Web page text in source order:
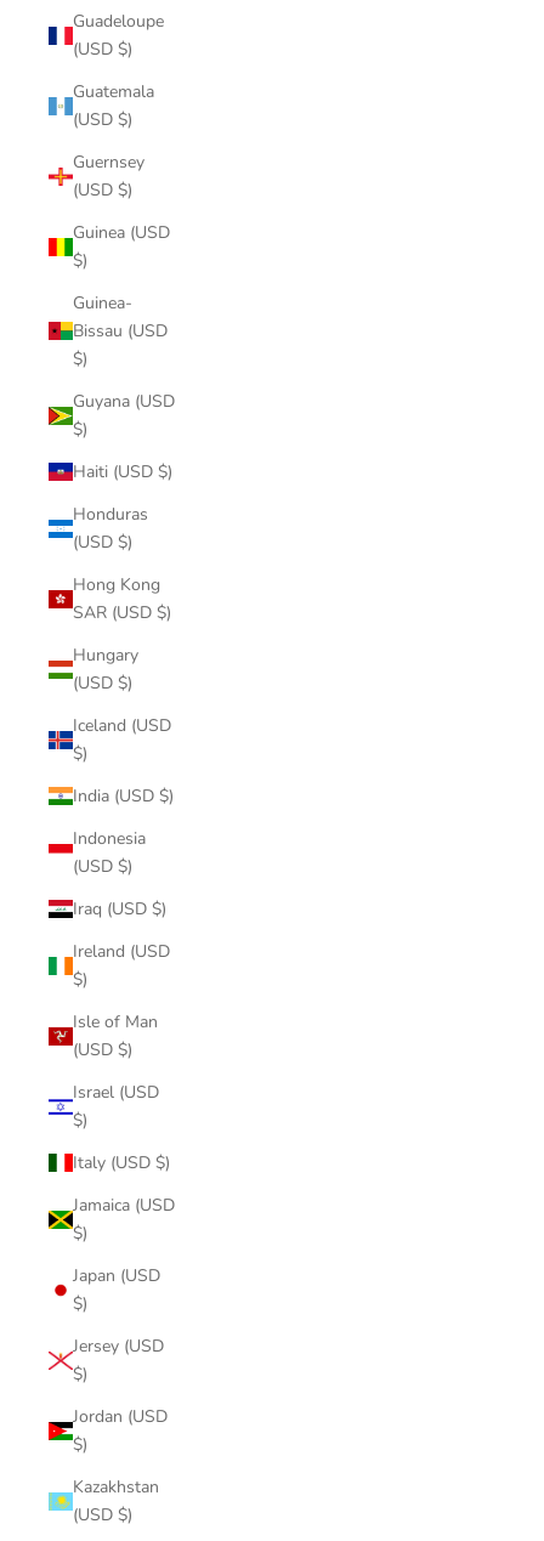
Guadeloupe
(USD $)
Guatemala
(USD $)
Guernsey
(USD $)
Guinea (USD
$)
Guinea-
Bissau (USD
$)
Guyana (USD
$)
Haiti (USD $)
Honduras
(USD $)
Hong Kong
SAR (USD $)
Hungary
(USD $)
Iceland (USD
$)
India (USD $)
Indonesia
(USD $)
Iraq (USD $)
Ireland (USD
$)
Isle of Man
(USD $)
Israel (USD
$)
Italy (USD $)
Jamaica (USD
$)
Japan (USD
$)
Jersey (USD
$)
Jordan (USD
$)
Kazakhstan
(USD $)